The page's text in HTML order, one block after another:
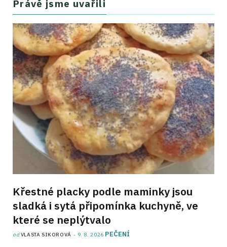
Právě jsme uvařili
Křestné placky podle maminky jsou
sladká i sytá připomínka kuchyně, ve
které se neplýtvalo
odVLASTA SIKOROVÁ 9. 8. 2026 PEČENÍ